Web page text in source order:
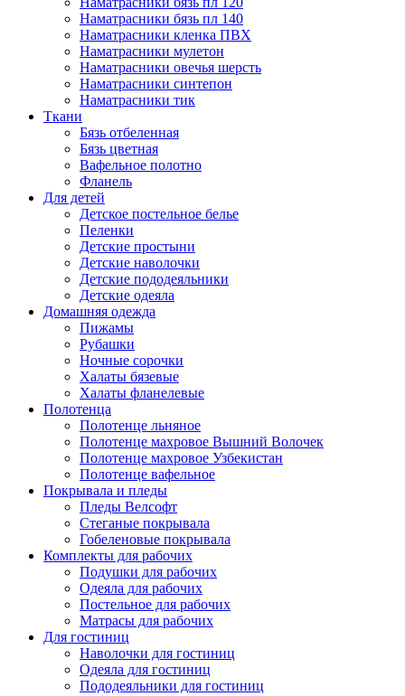
Наматрасники бязь пл 140
Наматрасники кленка ПВХ
Наматрасники мулетон
Наматрасники овечья шерсть
Наматрасники синтепон
Наматрасники тик
Ткани
Бязь отбеленная
Бязь цветная
Вафельное полотно
Фланель
Для детей
Детское постельное белье
Пеленки
Детские простыни
Детские наволочки
Детские пододеяльники
Детские одеяла
Домашняя одежда
Пижамы
Рубашки
Ночные сорочки
Халаты бязевые
Халаты фланелевые
Полотенца
Полотенце льняное
Полотенце махровое Вышний Волочек
Полотенце махровое Узбекистан
Полотенце вафельное
Покрывала и пледы
Пледы Велсофт
Стеганые покрывала
Гобеленовые покрывала
Комплекты для рабочих
Подушки для рабочих
Одеяла для рабочих
Постельное для рабочих
Матрасы для рабочих
Для гостиниц
Наволочки для гостиниц
Одеяла для гостиниц
Пододеяльники для гостиниц